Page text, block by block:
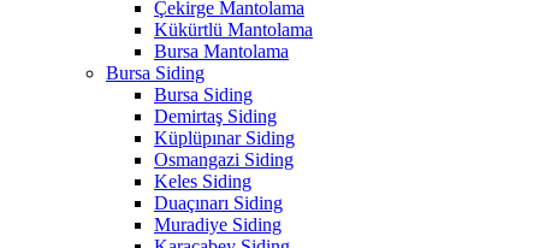
Çekirge Mantolama
Kükürtlü Mantolama
Bursa Mantolama
Bursa Siding
Bursa Siding
Demirtaş Siding
Küplüpınar Siding
Osmangazi Siding
Keles Siding
Duaçınarı Siding
Muradiye Siding